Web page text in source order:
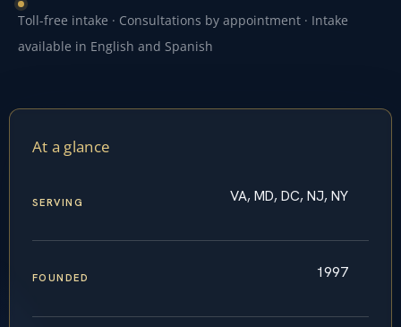
Toll-free intake · Consultations by appointment · Intake
available in English and Spanish
At a glance
SERVING VA, MD, DC, NJ, NY
FOUNDED 1997